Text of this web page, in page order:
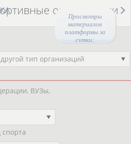
Просмотры
материалов
платформы за
сутки:
организации
тип организаций
ВУЗы,
спорта